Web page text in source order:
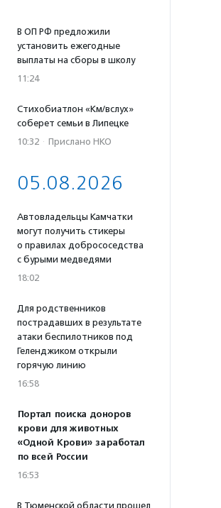
В ОП РФ предложили
установить ежегодные
выплаты на сборы в школу
11:24
Стихобиатлон «Км/вслух»
соберет семьи в Липецке
10:32 · Прислано НКО
05.08.2026
Автовладельцы Камчатки
могут получить стикеры
о правилах добрососедства
с бурыми медведями
18:02
Для родственников
пострадавших в результате
атаки беспилотников под
Геленджиком открыли
горячую линию
16:58
Портал поиска доноров
крови для животных
«Одной Крови» заработал
по всей России
16:53
В Тюменской области прошел